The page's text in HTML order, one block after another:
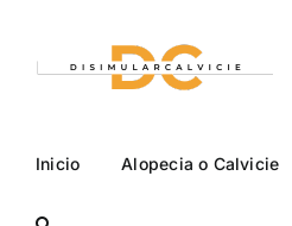
contenido
Inicio Alopecia o Calvicie